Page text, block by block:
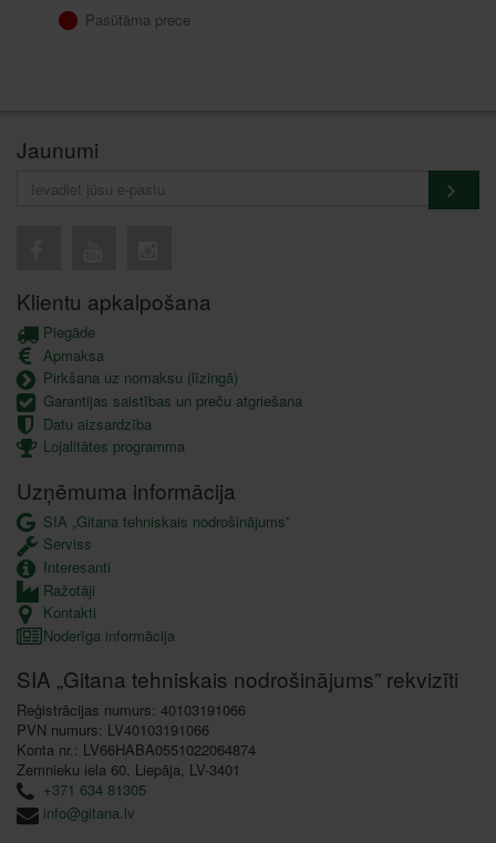
Pasūtāma prece
Jaunumi
Klientu apkalpošana
Piegāde
Apmaksa
Pirkšana uz nomaksu (līzingā)
Garantijas saistības un preču atgriešana
Datu aizsardzība
Lojalitātes programma
Uzņēmuma informācija
SIA „Gitana tehniskais nodrošinājums”
Serviss
Interesanti
Ražotāji
Kontakti
Noderīga informācija
SIA „Gitana tehniskais nodrošinājums” rekvizīti
Reģistrācijas numurs: 40103191066
PVN numurs: LV40103191066
Konta nr.: LV66HABA0551022064874
Zemnieku iela 60, Liepāja, LV-3401
+371 634 81305
info@gitana.lv